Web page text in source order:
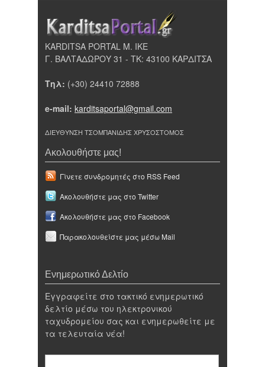
KARDITSA PORTAL Μ. ΙΚΕ
Γ. ΒΑΛΤΑΔΩΡΟΥ 31 - ΤΚ: 43100 ΚΑΡΔΙΤΣΑ
Τηλ: (+30) 24410 72888
e-mail: karditsaportal@gmail.com
ΔΙΕΥΘΥΝΣΗ ΤΣΟΜΠΑΝΙΔΗΣ ΧΡΥΣΟΣΤΟΜΟΣ
Ακολουθήστε μας!
Γίνετε συνδρομητές στο RSS Feed
Ακολουθήστε μας στο Twitter
Ακολουθήστε μας στο Facebook
Παρακολουθείστε μας μέσω Mail
Ενημερωτικό Δελτίο
Εγγραφείτε στο τακτικό ενημερωτικό
δελτίο μέσω του ηλεκτρονικού
ταχυδρομείου σας και ενημερωθείτε με
τα τελευταία νέα!